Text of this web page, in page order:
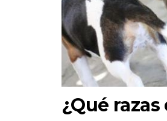
¿Qué